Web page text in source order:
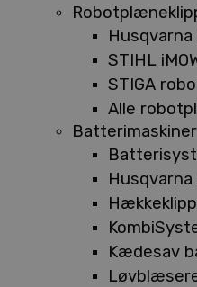
STIHL
STIGA
Alle
Batterimaskiner
Husqvarna
Kædesav